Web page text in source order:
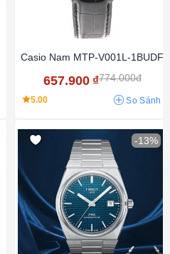
Casio Nam MTP-V001L-1BUDF
657.900 ₫774.000đ
5.00 So Sánh
-13%